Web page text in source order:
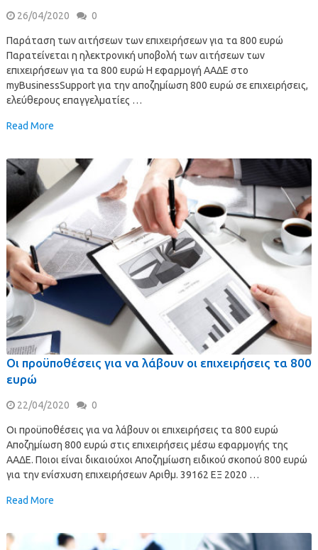
26/04/2020 0
Παράταση των αιτήσεων των επιχειρήσεων για τα 800 ευρώ
Παρατείνεται η ηλεκτρονική υποβολή των αιτήσεων των
επιχειρήσεων για τα 800 ευρώ Η εφαρμογή ΑΑΔΕ στο
myBusinessSupport για την αποζημίωση 800 ευρώ σε επιχειρήσεις,
ελεύθερους επαγγελματίες …
Read More
Οι προϋποθέσεις για να λάβουν οι επιχειρήσεις τα 800
ευρώ
22/04/2020 0
Οι προϋποθέσεις για να λάβουν οι επιχειρήσεις τα 800 ευρώ
Αποζημίωση 800 ευρώ στις επιχειρήσεις μέσω εφαρμογής της
ΑΑΔΕ. Ποιοι είναι δικαιούχοι Αποζημίωση ειδικού σκοπού 800 ευρώ
για την ενίσχυση επιχειρήσεων Αριθμ. 39162 ΕΞ 2020 …
Read More